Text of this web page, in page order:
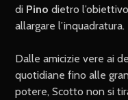
di Pino dietro
allargare l’inquadratura.
Dalle amicizie vere ai
quotidiane fino alle
potere, Scotto non si